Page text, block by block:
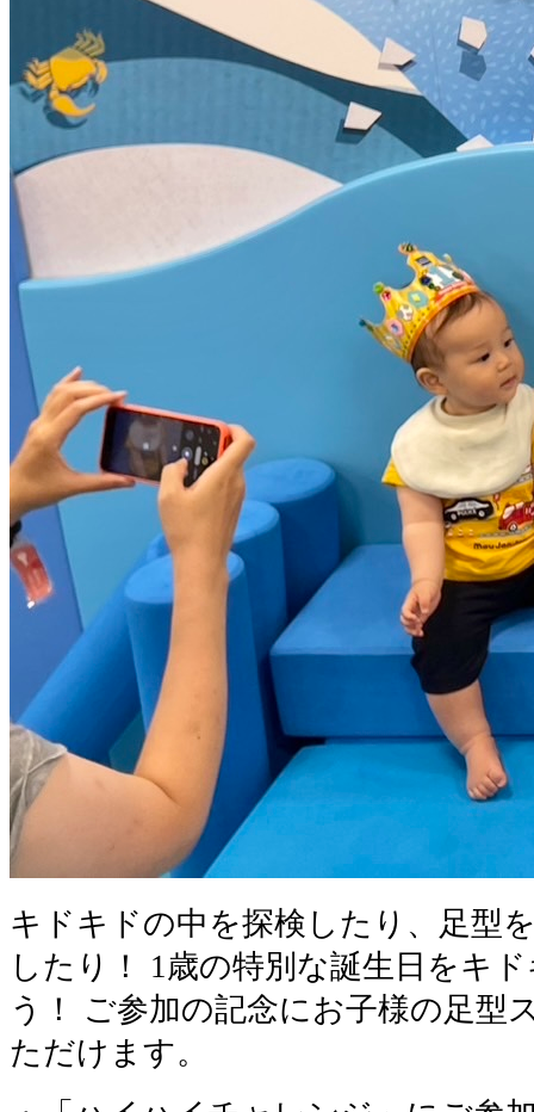
キドキドの中を探検したり、足型
したり！ 1歳の特別な誕生日をキ
う！ ご参加の記念にお子様の足型
ただけます。